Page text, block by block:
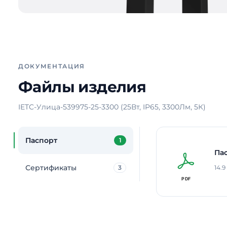
ДОКУМЕНТАЦИЯ
Файлы изделия
IETC-Улица-539975-25-3300 (25Вт, IP65, 3300Лм, 5К)
Паспорт 1
Сертификаты 3